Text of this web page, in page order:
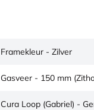
Framekleur - Zilver
Gasveer - 150 mm
Cura Loop (Gabriel) -